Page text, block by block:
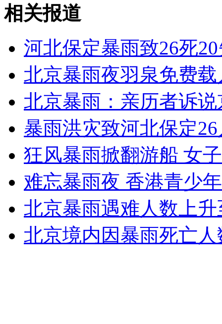
山西运城恶犬咬伤多人 警民合力深夜将其击毙
女孩北京地铁殴打老人 痛下狠手拳打脚踢
无痛分娩是否安全 医生回应
外交部：反对强权政治霸凌主义
外交部：有关国家言论片面不公正
安徽一实载49人客车翻车
相关报道
河北保定暴雨致26死
北京暴雨夜羽泉免费
北京暴雨：亲历者诉
暴雨洪灾致河北保定
狂风暴雨掀翻游船 女
难忘暴雨夜 香港青少
北京暴雨遇难人数上
北京境内因暴雨死亡